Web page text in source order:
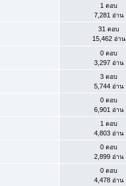
1 ตอบ
7,281 อ่าน
31 ตอบ
15,462 อ่าน
0 ตอบ
3,297 อ่าน
3 ตอบ
5,744 อ่าน
0 ตอบ
6,901 อ่าน
1 ตอบ
4,803 อ่าน
0 ตอบ
2,899 อ่าน
0 ตอบ
4,478 อ่าน